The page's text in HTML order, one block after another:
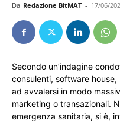
Da Redazione BitMAT - 17/06/
Secondo un’indagine
consulenti, software
ad avvalersi in modo
marketing o transazionali.
emergenza sanitaria, si è,